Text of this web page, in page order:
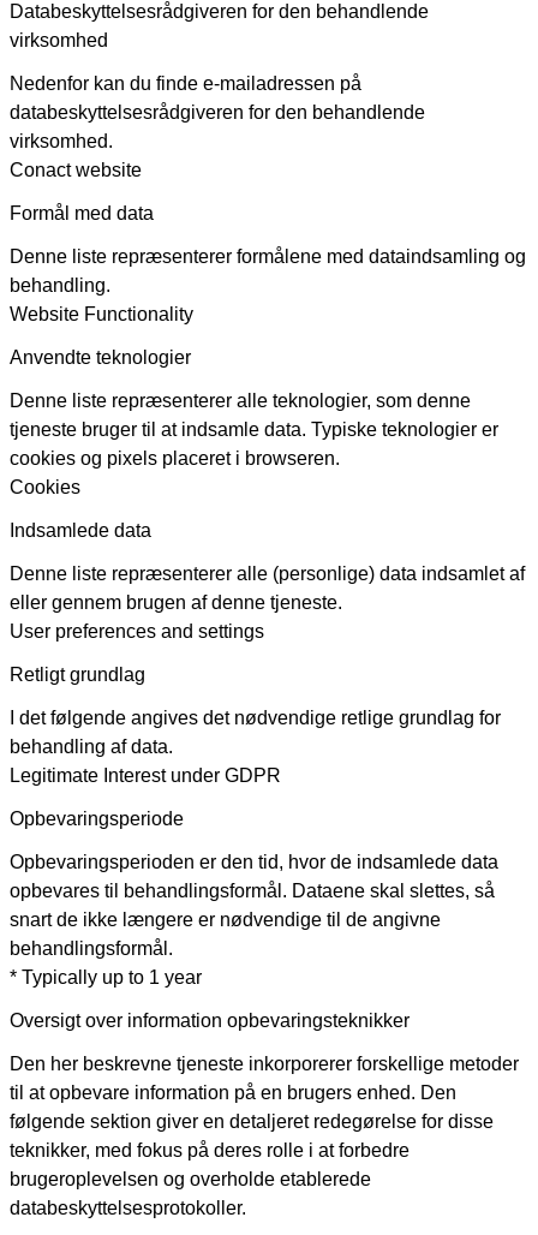
Databeskyttelsesrådgiveren for den behandlende
virksomhed
Nedenfor kan du finde e-mailadressen på
databeskyttelsesrådgiveren for den behandlende
virksomhed.
Conact website
Formål med data
Denne liste repræsenterer formålene med dataindsamling og
behandling.
Website Functionality
Anvendte teknologier
Denne liste repræsenterer alle teknologier, som denne
tjeneste bruger til at indsamle data. Typiske teknologier er
cookies og pixels placeret i browseren.
Cookies
Indsamlede data
Denne liste repræsenterer alle (personlige) data indsamlet af
eller gennem brugen af denne tjeneste.
User preferences and settings
Retligt grundlag
I det følgende angives det nødvendige retlige grundlag for
behandling af data.
Legitimate Interest under GDPR
Opbevaringsperiode
Opbevaringsperioden er den tid, hvor de indsamlede data
opbevares til behandlingsformål. Dataene skal slettes, så
snart de ikke længere er nødvendige til de angivne
behandlingsformål.
* Typically up to 1 year
Oversigt over information opbevaringsteknikker
Den her beskrevne tjeneste inkorporerer forskellige metoder
til at opbevare information på en brugers enhed. Den
følgende sektion giver en detaljeret redegørelse for disse
teknikker, med fokus på deres rolle i at forbedre
brugeroplevelsen og overholde etablerede
databeskyttelsesprotokoller.